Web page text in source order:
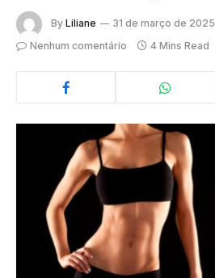
By Liliane
31 de março de 2025
Nenhum comentário
4 Mins Read